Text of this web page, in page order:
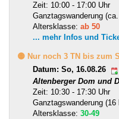
Zeit: 10:00 - 17:00 Uhr
Ganztagswanderung
Altersklasse: ab 50
... mehr Infos und
🟡 Nur noch 3 TN bis zum
Datum: So, 16.08.26
Altenberger Dom und
Zeit: 10:30 - 17:30 Uhr
Ganztagswanderung (16
Altersklasse: 30-49